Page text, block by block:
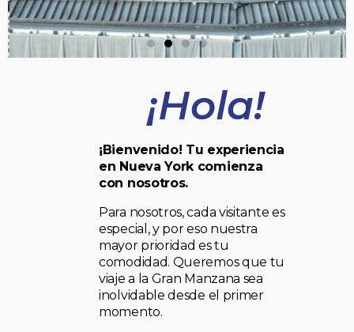
¡Hola!
¡Bienvenido! Tu experiencia
en Nueva York comienza
con nosotros.
Para nosotros, cada visitante es
especial, y por eso nuestra
mayor prioridad es tu
comodidad. Queremos que tu
viaje a la Gran Manzana sea
inolvidable desde el primer
momento.